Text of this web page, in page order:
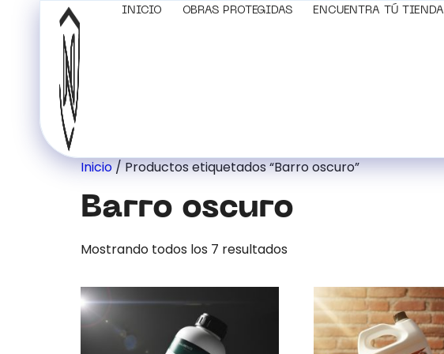
INICIO OBRAS PROTEGIDAS ENCUENTRA TÚ TIENDA
Inicio/ Productos etiquetados “Barro oscuro”
Barro oscuro
Mostrando todos los 7 resultados